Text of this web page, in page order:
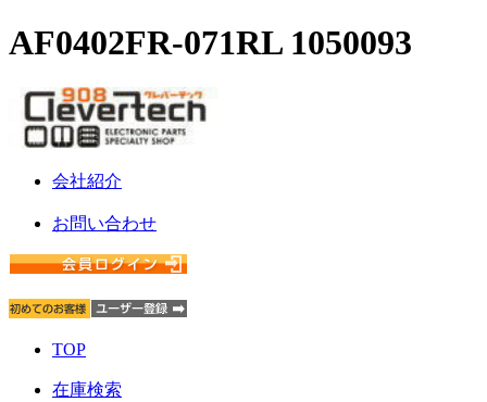
AF0402FR-071RL 1050093
会社紹介
お問い合わせ
TOP
在庫検索